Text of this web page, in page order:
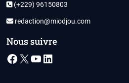
(+229) 96150803
redaction@miodjou.com
Nous suivre
Facebook
X YouTube
LinkedIn